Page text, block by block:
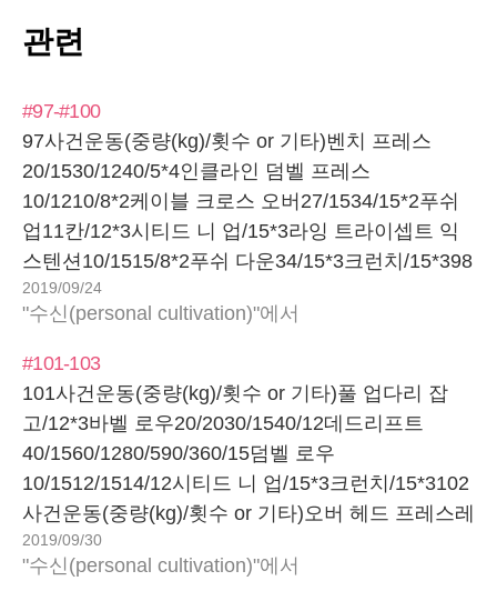
관련
#97-#100
97사건운동(중량(kg)/횟수 or 기타)벤치 프레스
20/1530/1240/5*4인클라인 덤벨 프레스
10/1210/8*2케이블 크로스 오버27/1534/15*2푸쉬
업11칸/12*3시티드 니 업/15*3라잉 트라이셉트 익
스텐션10/1515/8*2푸쉬 다운34/15*3크런치/15*398
사건운동(중량(kg)/횟수 or 기타)바벨 로우
20/1530/12?40/8?40/5 + 30/5?풀 업다리 잡고/12*3
데드리프트40/1560/15?80/5*2?50?덤벨 로우
12/1514/8*2크런치/15*3시티드 니 업/15*3느낌데드
리프트 조금 나아졌음.다음날 기록해서 횟수와 무게
가 정확하지 않음.99사건운동(중량(kg)/횟수 or 기
타)스쿼트20/1540/1560/1080/5*250/10런지
6/1510/15*2싱글 레그 스쿼트4?/156?/15*2오버 헤
드 프레스6/15*3레터럴 레이즈4/15*3시티드 니
업/15크런치/15배움모든 무게에서 같은 자세가 나
2019/09/24
"수신(personal cultivation)"에서
#101-103
101사건운동(중량(kg)/횟수 or 기타)풀 업다리 잡
고/12*3바벨 로우20/2030/1540/12데드리프트
40/1560/1280/590/360/15덤벨 로우
10/1512/1514/12시티드 니 업/15*3크런치/15*3102
사건운동(중량(kg)/횟수 or 기타)오버 헤드 프레스레
터럴 레이즈티 레이즈스쿼트싱글 레그 스쿼트싱글
레그 데드 리프트크런치시티드 니 업느낌하체 했는
2019/09/30
"수신(personal cultivation)"에서